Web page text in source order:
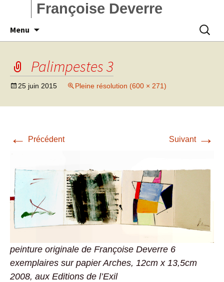
Françoise Deverre
Menu
Palimpestes 3
25 juin 2015 Pleine résolution (600 × 271)
← Précédent Suivant →
peinture originale de Françoise Deverre 6
exemplaires sur papier Arches, 12cm x 13,5cm
2008, aux Editions de l’Exil